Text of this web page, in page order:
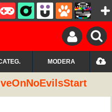
MODERA